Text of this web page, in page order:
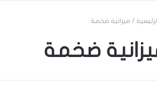
/ ميزانية ضخمة
ضخمة